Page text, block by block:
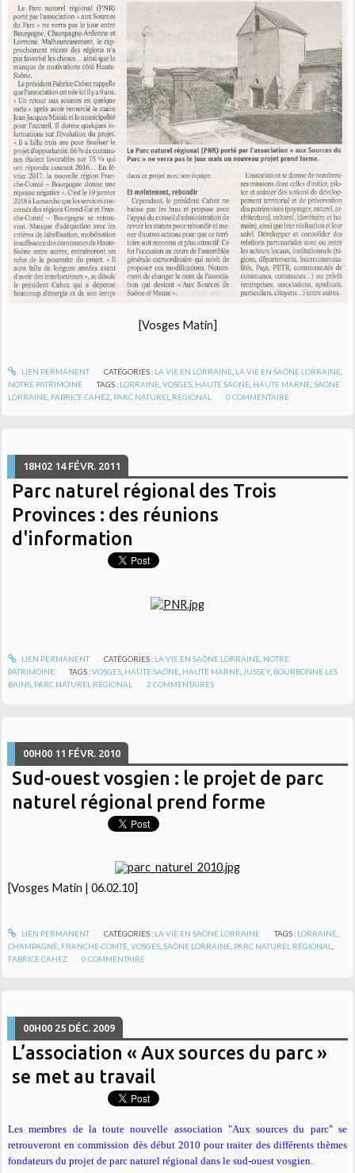
[Vosges Matin]
LIEN PERMANENT CATÉGORIES : LA VIE EN LORRAINE, LA VIE EN SAÔNE LORRAINE,
NOTRE PATRIMOINE
TAGS : LORRAINE ,VOSGES HAUTE SAONE HAUTE MARNE ,SAONE
LORRAINE FABRICE CAHEZ PARC NATUREL RÉGIONAL 0 COMMENTAIRE
18H02 14 FÉVR. 2011
Parc naturel régional des Trois
Provinces : des réunions
d'information
LIEN PERMANENT CATÉGORIES : LA VIE EN SAÔNE LORRAINE, NOTRE
PATRIMOINE
TAGS :VOSGES HAUTE SAÔNE HAUTE MARNE JUSSEY, BOURBONNE LES
BAINS PARC NATUREL RÉGIONAL 2 COMMENTAIRES
00H00 11 FÉVR. 2010
Sud-ouest vosgien : le projet de parc
naturel régional prend forme
[Vosges Matin | 06.02.10]
LIEN PERMANENT CATÉGORIES : LA VIE EN SAÔNE LORRAINE TAGS : LORRAINE
CHAMPAGNE FRANCHE-COMTÉ ,VOSGES ,SAÔNE LORRAINE PARC NATUREL RÉGIONAL
FABRICE CAHEZ
0 COMMENTAIRE
00H00 25 DÉC. 2009
L’association « Aux sources du parc »
se met au travail
Les membres de la toute nouvelle association "Aux sources du parc" se
retrouveront en commission dès début 2010 pour traiter des différents thèmes
fondateurs du projet de parc naturel régional dans le sud-ouest vosgien.